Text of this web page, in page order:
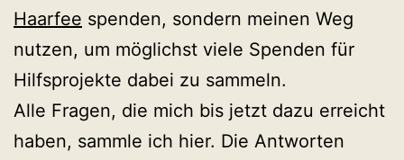
Haarfee spenden, sondern meinen Weg
nutzen, um möglichst viele Spenden für
Hilfsprojekte dabei zu sammeln.
Alle Fragen, die mich bis jetzt dazu erreicht
haben, sammle ich hier. Die Antworten